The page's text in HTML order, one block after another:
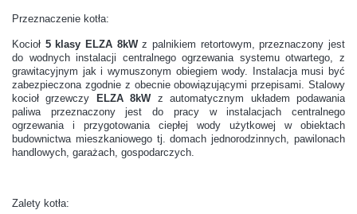
Przeznaczenie kotła:
Kocioł 5 klasy ELZA 8kWz palnikiem retortowym, przeznaczony jest
do wodnych instalacji centralnego ogrzewania systemu otwartego, z
grawitacyjnym jak i wymuszonym obiegiem wody. Instalacja musi być
zabezpieczona zgodnie z obecnie obowiązującymi przepisami. Stalowy
kocioł grzewczy
ELZA 8kWz automatycznym układem podawania
paliwa przeznaczony jest do pracy w instalacjach centralnego
ogrzewania i przygotowania ciepłej wody użytkowej w obiektach
budownictwa mieszkaniowego tj. domach jednorodzinnych, pawilonach
handlowych, garażach, gospodarczych.
Zalety kotła: